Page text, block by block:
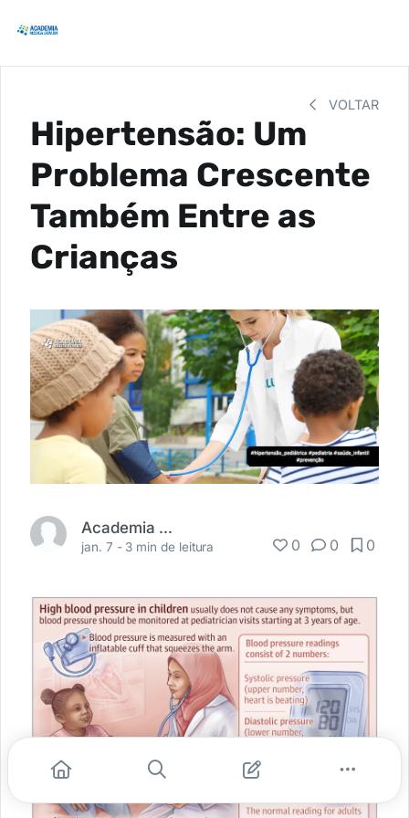
VOLTAR
Hipertensão: Um
Problema Crescente
Também Entre as
Crianças
Academia Médica
jan. 7 - 3 min de leitura 0 0 0